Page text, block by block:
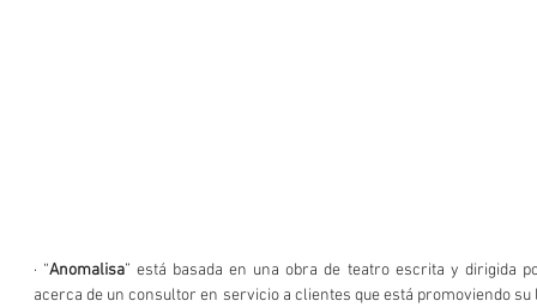
· “Anomalisa” está basada en una obra de teatro escrita y dirigida
acerca de un consultor en servicio a clientes que está promoviendo